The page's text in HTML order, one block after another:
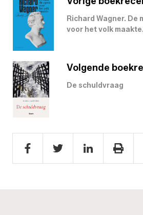
Richard Wagner. De
voor het volk maakte.
Volgende
De schuldvraag